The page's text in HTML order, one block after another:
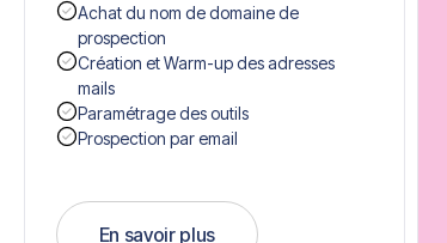
Achat du nom de domaine de
prospection
Création et Warm-up des adresses
mails
Paramétrage des outils
Prospection par email
En savoir plus